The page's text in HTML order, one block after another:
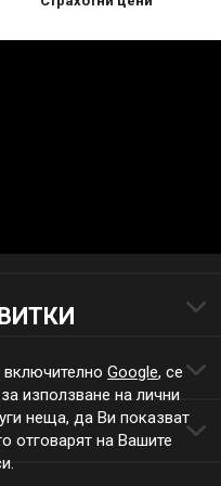
Google, се
използване на лични
неща, да Ви показват
отговарят на Вашите